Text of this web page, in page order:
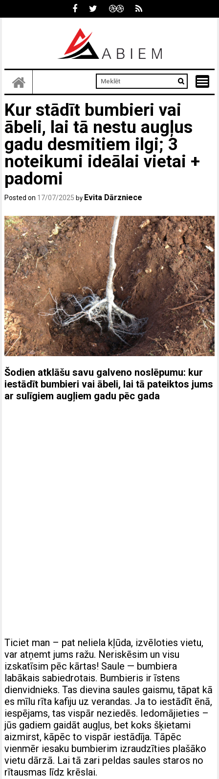
Kur stādīt bumbieri vai
ābeli, lai tā nestu augļus
gadu desmitiem ilgi; 3
noteikumi ideālai vietai +
padomi
Posted on 17/07/2025 by Evita Dārzniece
Šodien atklāšu savu galveno noslēpumu: kur
iestādīt bumbieri vai ābeli, lai tā pateiktos jums
ar sulīgiem augļiem gadu pēc gada
Ticiet man – pat neliela kļūda, izvēloties vietu,
var atņemt jums ražu. Neriskēsim un visu
izskatīsim pēc kārtas! Saule — bumbiera
labākais sabiedrotais. Bumbieris ir īstens
dienvidnieks. Tas dievina saules gaismu, tāpat kā
es mīlu rīta kafiju uz verandas. Ja to iestādīt ēnā,
iespējams, tas vispār neziedēs. Iedomājieties –
jūs gadiem gaidāt augļus, bet koks šķietami
aizmirst, kāpēc to vispār iestādīja. Tāpēc
vienmēr iesaku bumbierim izraudzīties plašāko
vietu dārzā. Lai tā zari peldas saules staros no
rītausmas līdz krēslai.